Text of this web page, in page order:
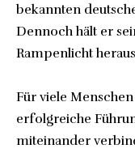
bekannten
Dennoch hält er
Rampenlicht
Für viele
erfolgreiche
miteinander